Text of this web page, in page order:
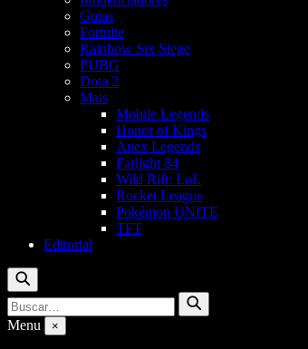
Guias
Fortnite
Rainbow Six Siege
PUBG
Dota 2
Mais
Mobile Legends
Honor of Kings
Apex Legends
Farlight 84
Wild Rift: LoL
Rocket League
Pokémon UNITE
TFT
Editorial
Buscar
Buscar
por:
Buscar
Menu ×